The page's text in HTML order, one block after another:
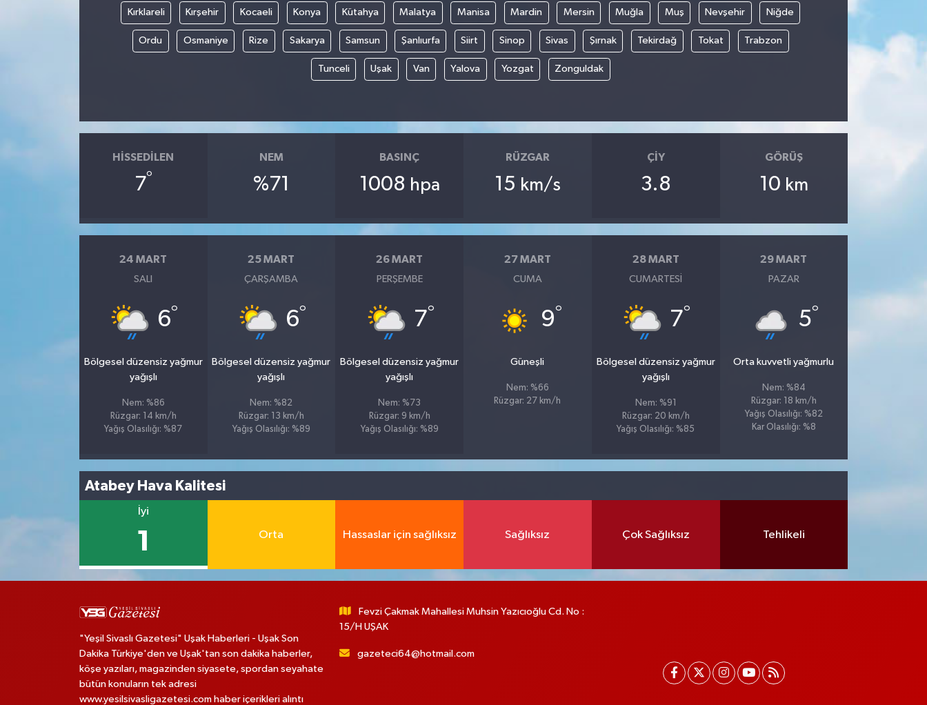
Kırklareli Kırşehir Kocaeli Konya Kütahya Malatya Manisa Mardin Mersin Muğla Muş Nevşehir Niğde
Ordu Osmaniye Rize Sakarya Samsun Şanlıurfa Siirt Sinop Sivas Şırnak Tekirdağ Tokat Trabzon
Tunceli Uşak Van Yalova Yozgat Zonguldak
HISSEDILEN
7°
NEM
%71
BASINÇ
1008 hpa
RÜZGAR
15 km/s
ÇIY
3.8
GÖRÜŞ
10 km
24 MART
SALI
6°
Bölgesel düzensiz yağmur
yağışlı
Nem: %86
Rüzgar: 14 km/h
Yağış Olasılığı: %87
25 MART
ÇARŞAMBA
6°
Bölgesel düzensiz yağmur
yağışlı
Nem: %82
Rüzgar: 13 km/h
Yağış Olasılığı: %89
26 MART
PERŞEMBE
7°
Bölgesel düzensiz yağmur
yağışlı
Nem: %73
Rüzgar: 9 km/h
Yağış Olasılığı: %89
27 MART
CUMA
9°
Güneşli
Nem: %66
Rüzgar: 27 km/h
28 MART
CUMARTESI
7°
Bölgesel düzensiz yağmur
yağışlı
Nem: %91
Rüzgar: 20 km/h
Yağış Olasılığı: %85
29 MART
PAZAR
5°
Orta kuvvetli yağmurlu
Nem: %84
Rüzgar: 18 km/h
Yağış Olasılığı: %82
Kar Olasılığı: %8
Atabey Hava Kalitesi
İyi
1 Orta Hassaslar için sağlıksız Sağlıksız Çok Sağlıksız Tehlikeli
"Yeşil Sivaslı Gazetesi" Uşak Haberleri - Uşak Son
Dakika Türkiye'den ve Uşak'tan son dakika haberler,
köşe yazıları, magazinden siyasete, spordan seyahate
bütün konuların tek adresi
www.yesilsivasligazetesi.com haber içerikleri alıntı
Fevzi Çakmak Mahallesi Muhsin Yazıcıoğlu Cd. No :
15/H UŞAK
gazeteci64@hotmail.com